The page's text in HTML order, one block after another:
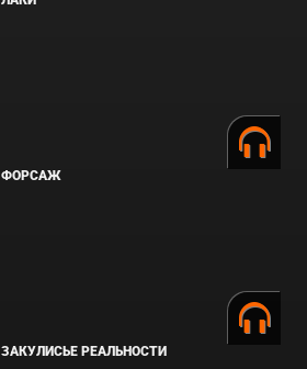
ФОРСАЖ
ЗАКУЛИСЬЕ РЕАЛЬНОСТИ